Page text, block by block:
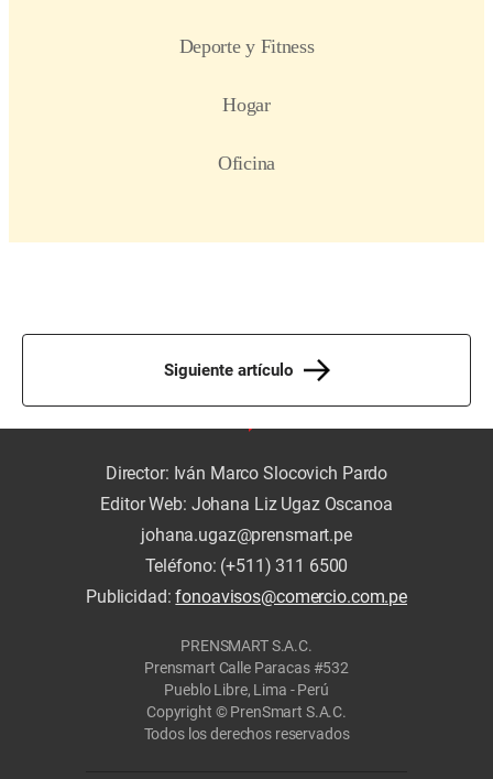
Siguiente artículo
Director: Iván Marco Slocovich Pardo
Editor Web: Johana Liz Ugaz Oscanoa
johana.ugaz@prensmart.pe
Teléfono: (+511) 311 6500
Publicidad:fonoavisos@comercio.com.pe
PRENSMART S.A.C.
Prensmart Calle Paracas #532
Pueblo Libre, Lima - Perú
Copyright © PrenSmart S.A.C.
Todos los derechos reservados